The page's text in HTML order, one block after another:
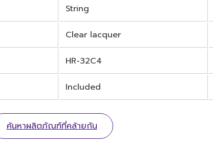
String
Clear lacquer
HR-32C4
Included
ค้นหาผลิตภัณฑ์ที่คล้ายกัน